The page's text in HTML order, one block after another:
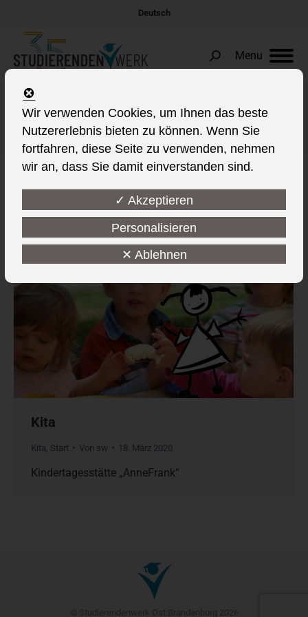
Deutsch
Menu
Search:
Portfolio Archives:Kita
Sie befinden sich hier:
Kita
Kita Start Von sw 18. März 2020
Kindertagesstätte „AnneFrank“
Wir verwenden Cookies, um Ihnen das beste
Nutzererlebnis bieten zu können. Wenn Sie
fortfahren, diese Seite zu verwenden, nehmen
wir an, dass Sie damit einverstanden sind.
✓ Akzeptieren
Personalisieren
✕ Ablehnen